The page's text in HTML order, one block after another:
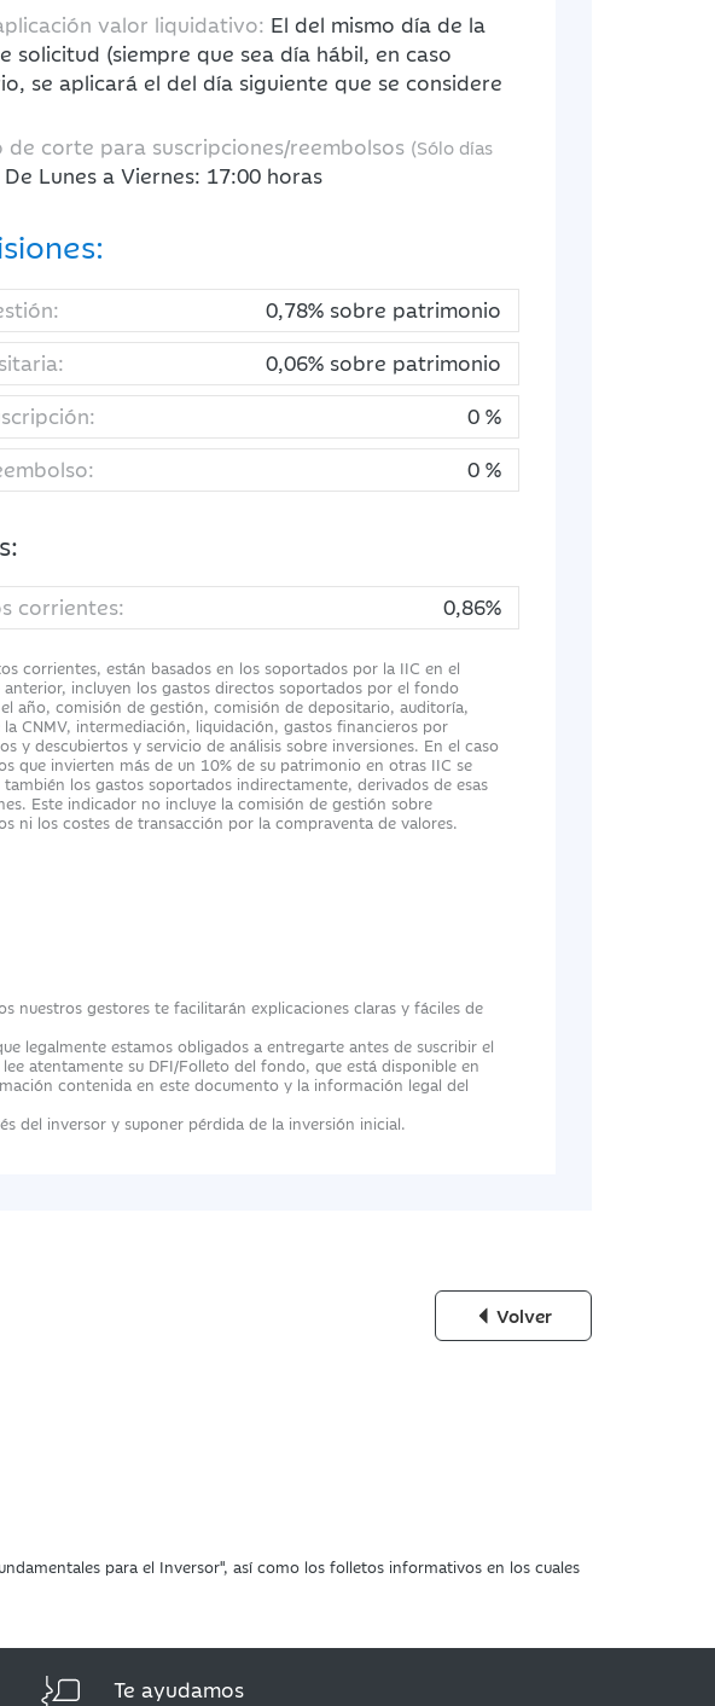
valor liquidativo: El del mismo día de la
solicitud (siempre que sea día hábil, en caso
se aplicará el del día siguiente que se considere
de corte para suscripciones/reembolsos (Sólo días
De Lunes a Viernes: 17:00 horas
0,78% sobre patrimonio
0,06% sobre patrimonio
0 %
0 %
corrientes: 0,86%
corrientes, están basados en los soportados por la IIC en el
anterior, incluyen los gastos directos soportados por el fondo
año, comisión de gestión, comisión de depositario, auditoría,
la CNMV, intermediación, liquidación, gastos financieros por
y descubiertos y servicio de análisis sobre inversiones. En el caso
que invierten más de un 10% de su patrimonio en otras IIC se
también los gastos soportados indirectamente, derivados de esas
Este indicador no incluye la comisión de gestión sobre
ni los costes de transacción por la compraventa de valores.
nuestros gestores te facilitarán explicaciones claras y fáciles de
legalmente estamos obligados a entregarte antes de suscribir el
atentamente su DFI/Folleto del fondo, que está disponible en
contenida en este documento y la información legal del
del inversor y suponer pérdida de la inversión inicial.
Volver
para el Inversor", así como los folletos informativos en los cuales
Te ayudamos